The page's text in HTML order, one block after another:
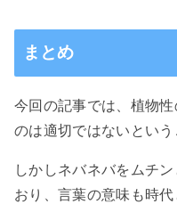
まとめ
今回の記事では、植物
のは適切ではないという
しかしネバネバをムチ
おり、言葉の意味も時